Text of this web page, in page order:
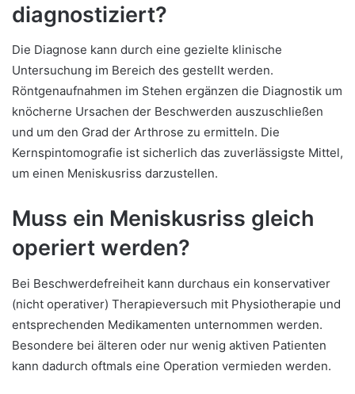
diagnostiziert?
Die Diagnose kann durch eine gezielte klinische
Untersuchung im Bereich des gestellt werden.
Röntgenaufnahmen im Stehen ergänzen die Diagnostik um
knöcherne Ursachen der Beschwerden auszuschließen
und um den Grad der Arthrose zu ermitteln. Die
Kernspintomografie ist sicherlich das zuverlässigste Mittel,
um einen Meniskusriss darzustellen.
Muss ein Meniskusriss gleich
operiert werden?
Bei Beschwerdefreiheit kann durchaus ein konservativer
(nicht operativer) Therapieversuch mit Physiotherapie und
entsprechenden Medikamenten unternommen werden.
Besondere bei älteren oder nur wenig aktiven Patienten
kann dadurch oftmals eine Operation vermieden werden.